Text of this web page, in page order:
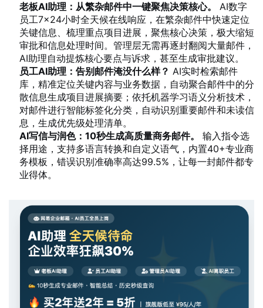
老板AI助理：从繁杂邮件中一键聚焦决策核心。
AI数字
员工7×24小时全天候在线响应，在繁杂邮件中快速定位
关键信息、梳理重点项目进展，聚焦核心决策，极大缩短
审批和信息处理时间。管理层无需再逐封翻阅大量邮件，
AI助理自动提炼核心要点与诉求，甚至生成审批建议。
员工AI助理：告别邮件淹没什么样？ AI实时检索邮件
库，精准定位关键内容与业务数据，自动聚合邮件中的分
散信息生成项目进展摘要；依托机器学习语义分析技术，
对邮件进行智能标签化分类，自动识别重要邮件和未读信
息，生成优先级处理清单。
AI写信与润色：10秒生成高质量商务邮件。
输入指令选
择用途，支持多语言转换和自定义语气，内置40+专业商
务模板，错误识别准确率高达99.5%，让每一封邮件都专
业得体。